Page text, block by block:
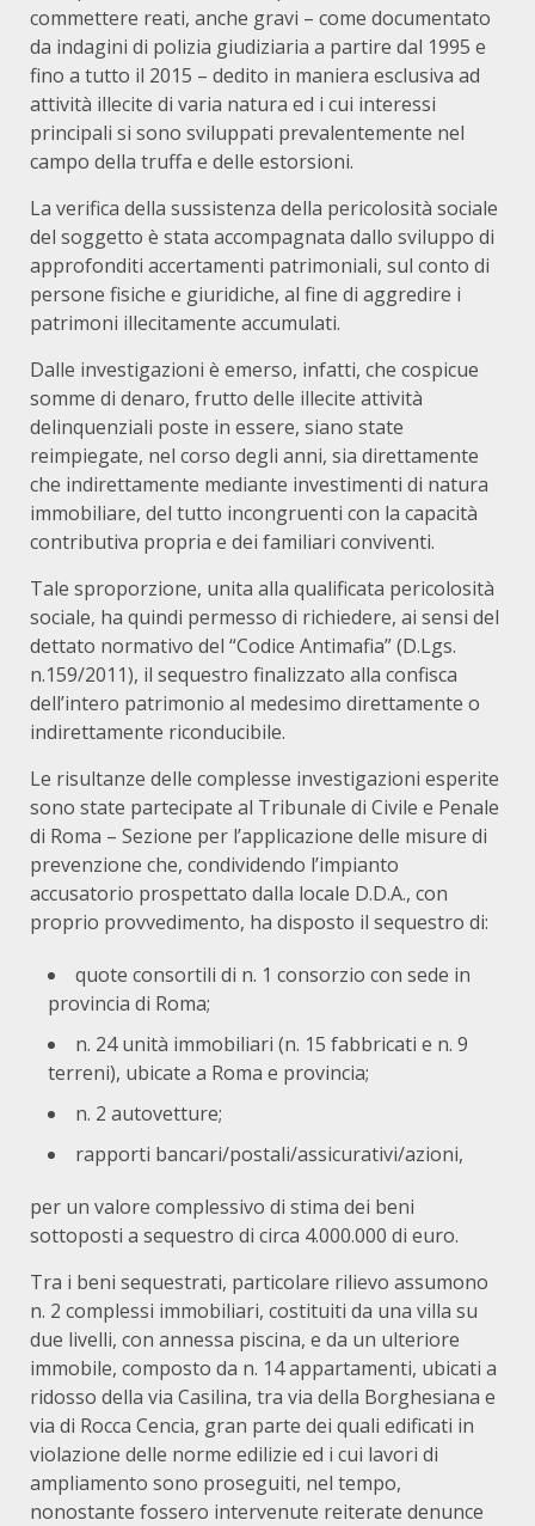
commettere reati, anche gravi – come documentato
da indagini di polizia giudiziaria a partire dal 1995 e
fino a tutto il 2015 – dedito in maniera esclusiva ad
attività illecite di varia natura ed i cui interessi
principali si sono sviluppati prevalentemente nel
campo della truffa e delle estorsioni.
La verifica della sussistenza della pericolosità sociale
del soggetto è stata accompagnata dallo sviluppo di
approfonditi accertamenti patrimoniali, sul conto di
persone fisiche e giuridiche, al fine di aggredire i
patrimoni illecitamente accumulati.
Dalle investigazioni è emerso, infatti, che cospicue
somme di denaro, frutto delle illecite attività
delinquenziali poste in essere, siano state
reimpiegate, nel corso degli anni, sia direttamente
che indirettamente mediante investimenti di natura
immobiliare, del tutto incongruenti con la capacità
contributiva propria e dei familiari conviventi.
Tale sproporzione, unita alla qualificata pericolosità
sociale, ha quindi permesso di richiedere, ai sensi del
dettato normativo del “Codice Antimafia” (D.Lgs.
n.159/2011), il sequestro finalizzato alla confisca
dell’intero patrimonio al medesimo direttamente o
indirettamente riconducibile.
Le risultanze delle complesse investigazioni esperite
sono state partecipate al Tribunale di Civile e Penale
di Roma – Sezione per l’applicazione delle misure di
prevenzione che, condividendo l’impianto
accusatorio prospettato dalla locale D.D.A., con
proprio provvedimento, ha disposto il sequestro di:
quote consortili di n. 1 consorzio con sede in
provincia di Roma;
n. 24 unità immobiliari (n. 15 fabbricati e n. 9
terreni), ubicate a Roma e provincia;
n. 2 autovetture;
rapporti bancari/postali/assicurativi/azioni,
per un valore complessivo di stima dei beni
sottoposti a sequestro di circa 4.000.000 di euro.
Tra i beni sequestrati, particolare rilievo assumono
n. 2 complessi immobiliari, costituiti da una villa su
due livelli, con annessa piscina, e da un ulteriore
immobile, composto da n. 14 appartamenti, ubicati a
ridosso della via Casilina, tra via della Borghesiana e
via di Rocca Cencia, gran parte dei quali edificati in
violazione delle norme edilizie ed i cui lavori di
ampliamento sono proseguiti, nel tempo,
nonostante fossero intervenute reiterate denunce